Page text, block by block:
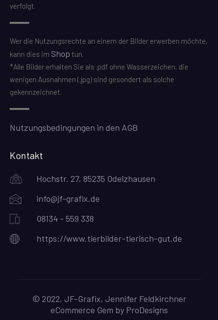
verfolgt.
Wer die Nutzungsrechte an einem der Bilder erwerben möchte,
kann dies im Shop tun.
*Alle Bilder erhalten Sie als .pdf ohne Wasserzeichen, die
wenigen Ausnahmen (.jpg) sind gesondert als solche
gekennzeichnet.
Nutzungsbedingungen in den AGB
Kontakt
Hochstr. 27, 85235 Odelzhausen
info@jf-grafix.de
08134 - 559 338
https://www.tierbilder-tierisch-gut.de
© 2022, JF-Grafix, Jennifer Feldkirchner
eCommerce Gem by ProDesigns